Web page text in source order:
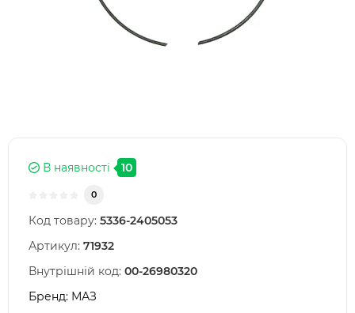
В наявності 10
0
Код товару: 5336-2405053
Артикул: 71932
Внутрішній код: 00-26980320
Бренд: МАЗ